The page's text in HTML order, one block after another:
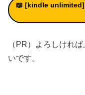
📖 [kindle unlimited]
（PR）よろしけれ
いです。